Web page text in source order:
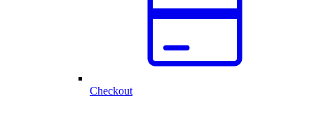
Checkout